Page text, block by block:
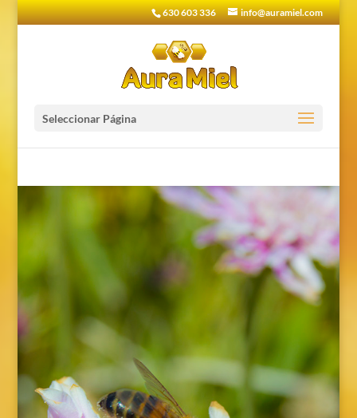
630 603 336 info@auramiel.com
Seleccionar Página